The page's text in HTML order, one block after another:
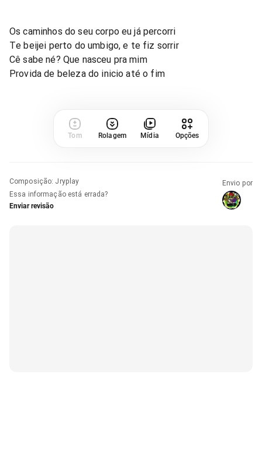
Os caminhos do seu corpo eu já percorri
Te beijei perto do umbigo, e te fiz sorrir
Cê sabe né? Que nasceu pra mim
Provida de beleza do inicio até o fim
Tom Rolagem Mídia Opções
Composição: Jryplay
Essa informação está errada?
Enviar revisão
Envio por